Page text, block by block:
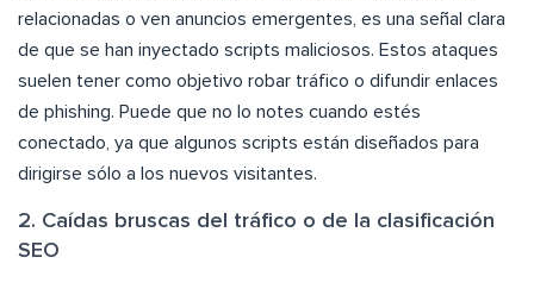
relacionadas o ven anuncios emergentes, es una señal clara
de que se han inyectado scripts maliciosos. Estos ataques
suelen tener como objetivo robar tráfico o difundir enlaces
de phishing. Puede que no lo notes cuando estés
conectado, ya que algunos scripts están diseñados para
dirigirse sólo a los nuevos visitantes.
2. Caídas bruscas del tráfico o de la clasificación
SEO